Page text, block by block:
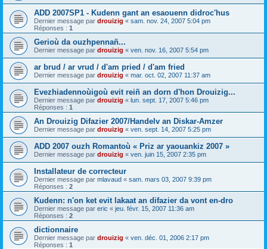
ADD 2007SP1 - Kudenn gant an esaouenn didroc'hus
Dernier message par drouizig « sam. nov. 24, 2007 5:04 pm
Réponses : 1
Gerioù da ouzhpennañ...
Dernier message par drouizig « ven. nov. 16, 2007 5:54 pm
ar brud / ar vrud / d'am pried / d'am fried
Dernier message par drouizig « mar. oct. 02, 2007 11:37 am
Evezhiadennoùigoù evit reiñ an dorn d'hon Drouizig...
Dernier message par drouizig « lun. sept. 17, 2007 5:46 pm
Réponses : 1
An Drouizig Difazier 2007/Handelv an Diskar-Amzer
Dernier message par drouizig « ven. sept. 14, 2007 5:25 pm
ADD 2007 ouzh Romantoù « Priz ar yaouankiz 2007 »
Dernier message par drouizig « ven. juin 15, 2007 2:35 pm
Installateur de correcteur
Dernier message par mlavaud « sam. mars 03, 2007 9:39 pm
Réponses : 2
Kudenn: n'on ket evit lakaat an difazier da vont en-dro
Dernier message par eric « jeu. févr. 15, 2007 11:36 am
Réponses : 2
dictionnaire
Dernier message par drouizig « ven. déc. 01, 2006 2:17 pm
Réponses : 1